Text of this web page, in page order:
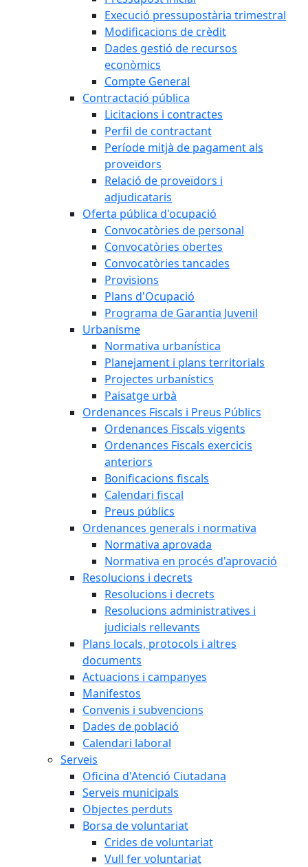
Execució pressupostària trimestral
Modificacions de crèdit
Dades gestió de recursos
econòmics
Compte General
Contractació pública
Licitacions i contractes
Perfil de contractant
Període mitjà de pagament als
proveïdors
Relació de proveïdors i
adjudicataris
Oferta pública d'ocupació
Convocatòries de personal
Convocatòries obertes
Convocatòries tancades
Provisions
Plans d'Ocupació
Programa de Garantia Juvenil
Urbanisme
Normativa urbanística
Planejament i plans territorials
Projectes urbanístics
Paisatge urbà
Ordenances Fiscals i Preus Públics
Ordenances Fiscals vigents
Ordenances Fiscals exercicis
anteriors
Bonificacions fiscals
Calendari fiscal
Preus públics
Ordenances generals i normativa
Normativa aprovada
Normativa en procés d'aprovació
Resolucions i decrets
Resolucions i decrets
Resolucions administratives i
judicials rellevants
Plans locals, protocols i altres
documents
Actuacions i campanyes
Manifestos
Convenis i subvencions
Dades de població
Calendari laboral
Serveis
Oficina d'Atenció Ciutadana
Serveis municipals
Objectes perduts
Borsa de voluntariat
Crides de voluntariat
Vull fer voluntariat